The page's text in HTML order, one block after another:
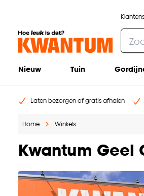
Nieuw Tuin
Laten bezorgen of gratis afhalen
Home Winkels
Kwantum Geel